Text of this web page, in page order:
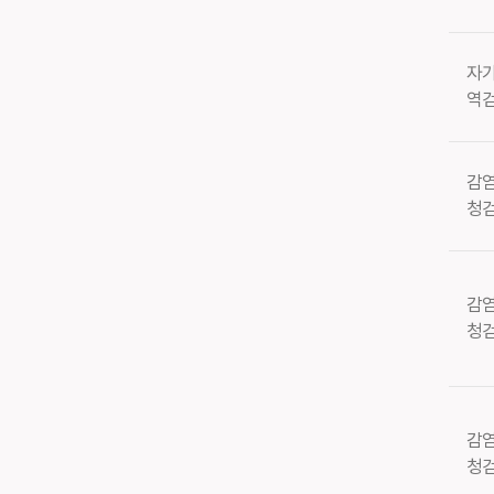
자
역
감
청
감
청
감
청